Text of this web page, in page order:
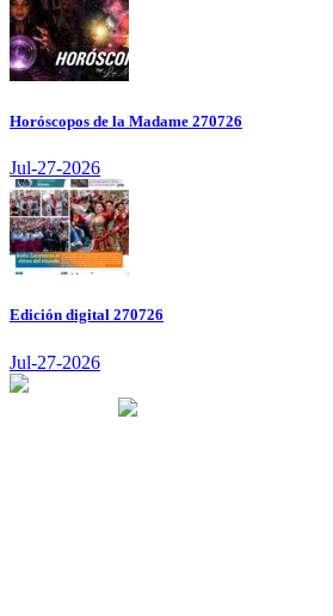
Horóscopos de la Madame 270726
Jul-27-2026
Edición digital 270726
Jul-27-2026